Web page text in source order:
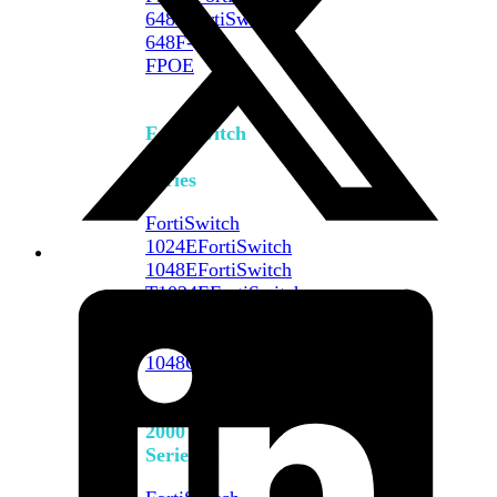
648F
FortiSwitch
648F-
FPOE
FortiSwitch
Series
FortiSwitch
1024EFortiSwitch
1048EFortiSwitch
T1024EFortiSwitch
1048G
FortiSwitch
2000
Series